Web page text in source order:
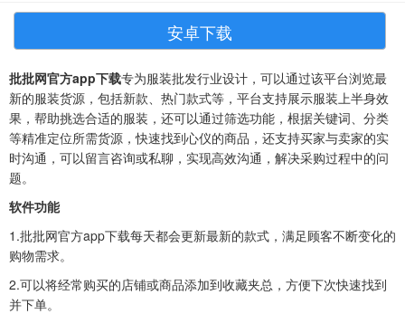
安卓下载
批批网官方app下载专为服装批发行业设计，可以通过该平台浏览最
新的服装货源，包括新款、热门款式等，平台支持展示服装上半身效
果，帮助挑选合适的服装，还可以通过筛选功能，根据关键词、分类
等精准定位所需货源，快速找到心仪的商品，还支持买家与卖家的实
时沟通，可以留言咨询或私聊，实现高效沟通，解决采购过程中的问
题。
软件功能
1.批批网官方app下载每天都会更新最新的款式，满足顾客不断变化的
购物需求。
2.可以将经常购买的店铺或商品添加到收藏夹总，方便下次快速找到
并下单。